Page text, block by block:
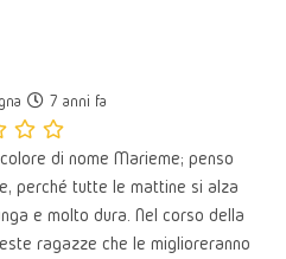
7 anni fa
di nome Marieme; penso
perché tutte le mattine si alza
e molto dura. Nel corso della
ragazze che le miglioreranno